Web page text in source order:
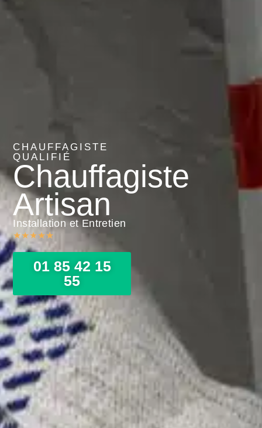
CHAUFFAGISTE
QUALIFIÉ
Chauffagiste
Artisan
Installation et Entretien
★★★★★
01 85 42 15
55